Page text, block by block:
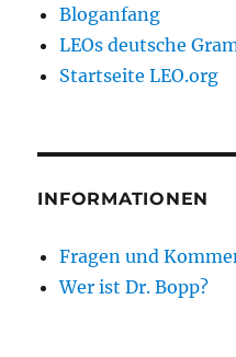
Bloganfang
LEOs deutsche
Startseite LEO.org
INFORMATIONEN
Fragen und
Wer ist Dr. Bopp?